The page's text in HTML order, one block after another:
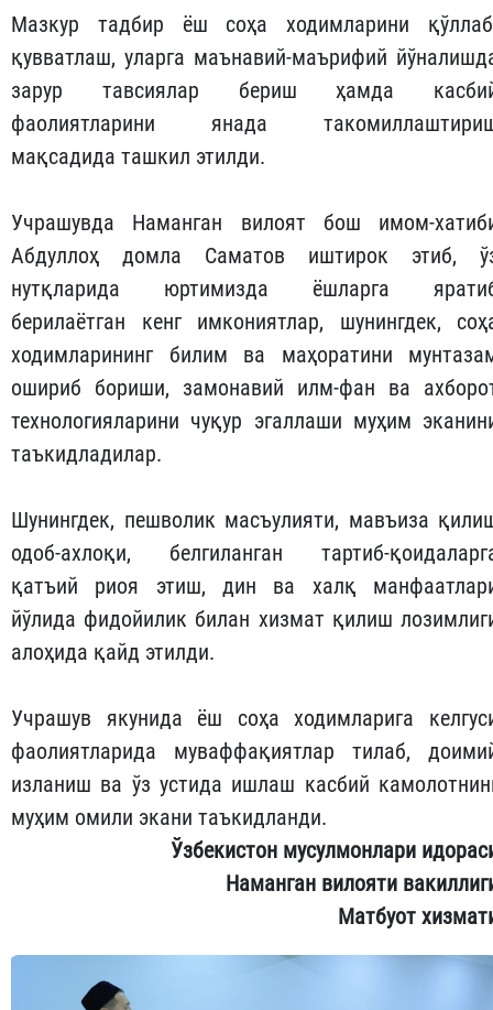
Мазкур тадбир ёш соҳа ходимларини
қувватлаш, уларга маънавий-маърифий
зарур тавсиялар бериш ҳамда
фаолиятларини янада
мақсадида ташкил этилди.
Учрашувда Наманган вилоят бош имом-
Абдуллоҳ домла Саматов иштирок этиб,
нутқларида юртимизда ёшларга
берилаётган кенг имкониятлар, шунингдек,
ходимларининг билим ва маҳоратини
ошириб бориши, замонавий илм-фан ва
технологияларини чуқур эгаллаши муҳим
таъкидладилар.
Шунингдек, пешволик масъулияти, мавъиза
одоб-ахлоқи, белгиланган тартиб-
қатъий риоя этиш, дин ва халқ
йўлида фидойилик билан хизмат қилиш
алоҳида қайд этилди.
Учрашув якунида ёш соҳа ходимларига
фаолиятларида муваффақиятлар тилаб,
изланиш ва ўз устида ишлаш касбий
муҳим омили экани таъкидланди.
Ўзбекистон мусулмонлари
Наманган вилояти
Матбуот